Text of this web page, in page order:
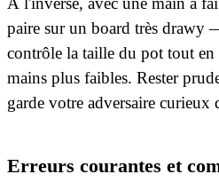
paire sur un board très drawy
contrôle la taille du pot tout en
mains plus faibles. Rester
garde votre adversaire curieux
Erreurs courantes et